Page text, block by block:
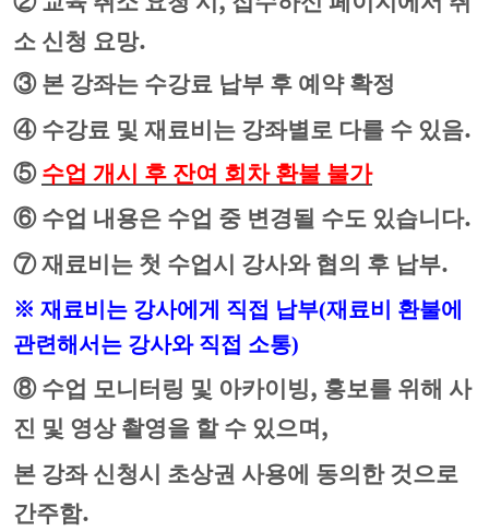
소 신청 요망.
③ 본 강좌는 수강료 납부 후 예약 확정
④ 수강료 및 재료비는 강좌별로 다를 수 있음.
⑤ 수업 개시 후 잔여 회차 환불 불가
⑥ 수업 내용은 수업 중 변경될 수도 있습니다.
⑦재료비는 첫 수업시 강사와 협의 후 납부.
※ 재료비는 강사에게 직접 납부(재료비 환불에
관련해서는 강사와 직접 소통)
⑧ 수업 모니터링 및 아카이빙, 홍보를 위해 사
진 및 영상 촬영을 할 수 있으며 ,
본 강좌 신청시 초상권 사용에 동의한 것으로
간주함.